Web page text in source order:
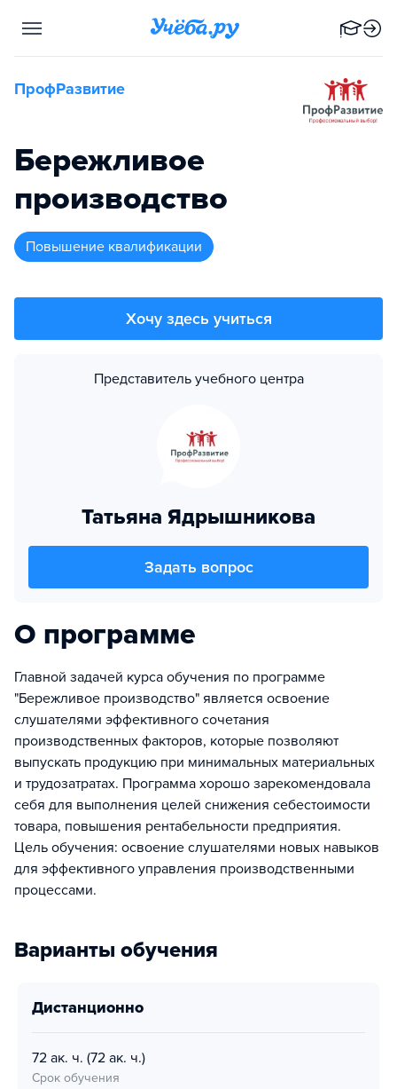
ПрофРазвитие
Бережливое
производство
повышение квалификации
Хочу здесь учиться
Представитель учебного центра
Татьяна Ядрышникова
Задать вопрос
О программе
Главной задачей курса обучения по программе
"Бережливое производство" является освоение
слушателями эффективного сочетания
производственных факторов, которые позволяют
выпускать продукцию при минимальных материальных
и трудозатратах. Программа хорошо зарекомендовала
себя для выполнения целей снижения себестоимости
товара, повышения рентабельности предприятия.
Цель обучения: освоение слушателями новых навыков
для эффективного управления производственными
процессами.
Варианты обучения
дистанционно
72 ак. ч. (72 ак. ч.)
Срок обучения